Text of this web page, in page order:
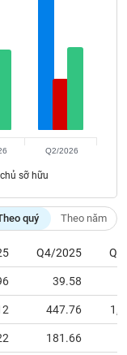
sỡ hữu
Q2/2026
quý Theo năm
Q4/2025
39.58
447.76
181.66